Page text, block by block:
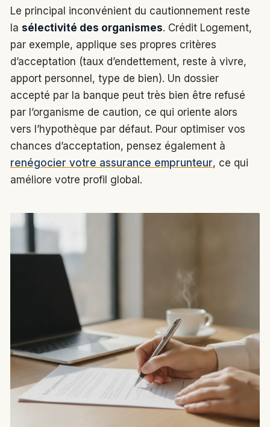
Le principal inconvénient du cautionnement reste
la sélectivité des organismes. Crédit Logement,
par exemple, applique ses propres critères
d’acceptation (taux d’endettement, reste à vivre,
apport personnel, type de bien). Un dossier
accepté par la banque peut très bien être refusé
par l’organisme de caution, ce qui oriente alors
vers l’hypothèque par défaut. Pour optimiser vos
chances d’acceptation, pensez également à
renégocier votre assurance emprunteur, ce qui
améliore votre profil global.